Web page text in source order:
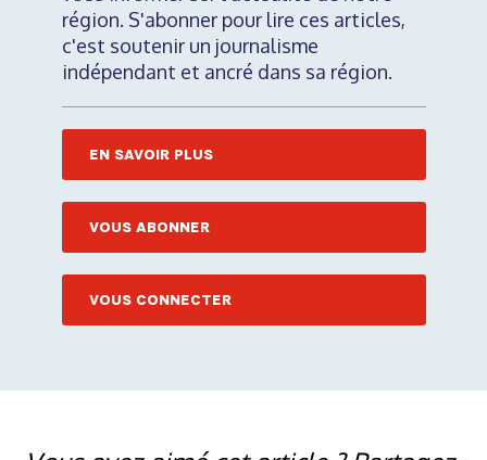
région. S'abonner pour lire ces articles,
c'est soutenir un journalisme
indépendant et ancré dans sa région.
EN SAVOIR PLUS
VOUS ABONNER
VOUS CONNECTER